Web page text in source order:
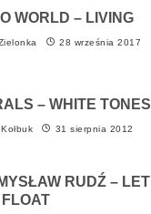
WORLD – LIVING
28 września 2017
– WHITE TONES
31 sierpnia 2012
RUDŹ – LET